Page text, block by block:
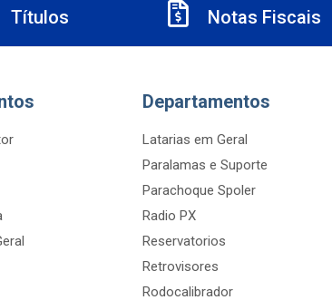
Títulos Notas Fiscais
Departamentos
Latarias em Geral
Paralamas e Suporte
Parachoque Spoler
Radio PX
Reservatorios
Retrovisores
Rodocalibrador